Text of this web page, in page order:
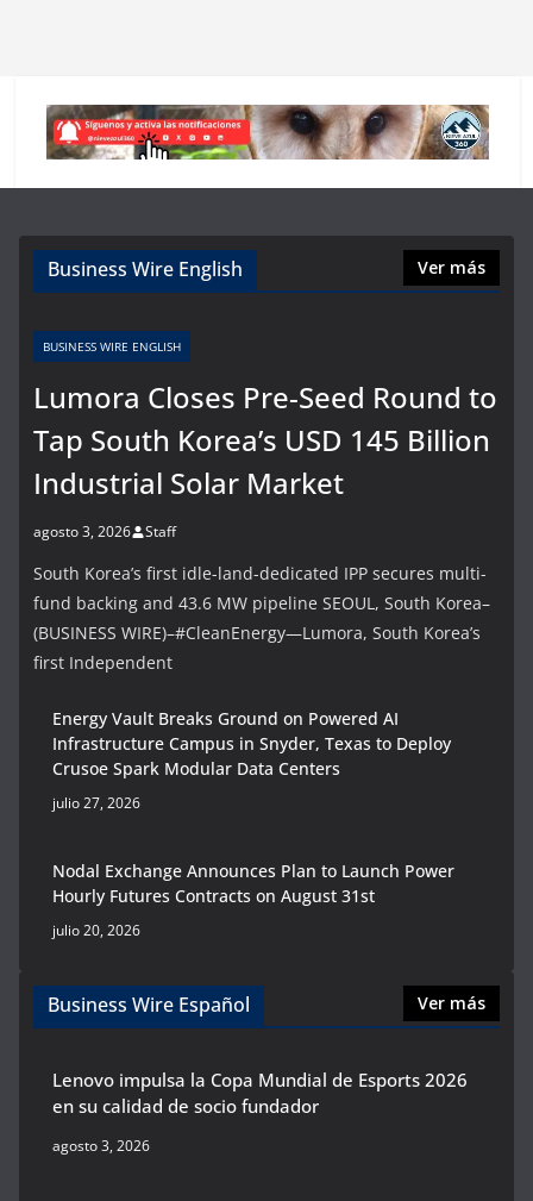
Business Wire English Ver más
BUSINESS WIRE ENGLISH
Lumora Closes Pre-Seed Round to
Tap South Korea’s USD 145 Billion
Industrial Solar Market
agosto 3, 2026 Staff
South Korea’s first idle-land-dedicated IPP secures multi-
fund backing and 43.6 MW pipeline SEOUL, South Korea–
(BUSINESS WIRE)–#CleanEnergy—Lumora, South Korea’s
first Independent
Energy Vault Breaks Ground on Powered AI
Infrastructure Campus in Snyder, Texas to Deploy
Crusoe Spark Modular Data Centers
julio 27, 2026
Nodal Exchange Announces Plan to Launch Power
Hourly Futures Contracts on August 31st
julio 20, 2026
Business Wire Español Ver más
Lenovo impulsa la Copa Mundial de Esports 2026
en su calidad de socio fundador
agosto 3, 2026